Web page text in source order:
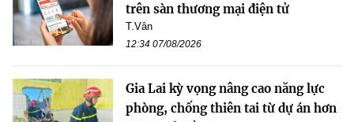
trên sàn thương mại điện tử
T.Vân
12:34 07/08/2026
Gia Lai kỳ vọng nâng cao năng lực
phòng, chống thiên tai từ dự án hơn